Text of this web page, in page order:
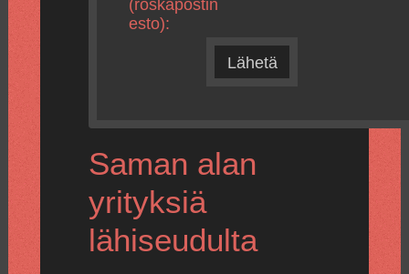
(roskapostin
esto):
Lähetä
Saman alan
yrityksiä
lähiseudulta